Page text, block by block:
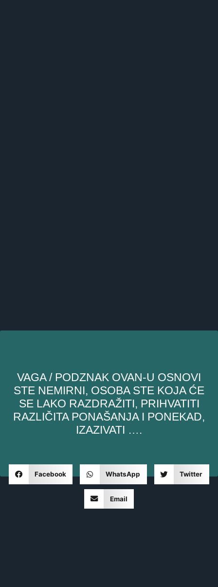
VAGA / PODZNAK OVAN-U OSNOVI
STE NEMIRNI, OSOBA STE KOJA ĆE
SE LAKO RAZDRAŽITI, PRIHVATITI
RAZLIČITA PONAŠANJA I PONEKAD,
IZAZIVATI ​​….
Facebook WhatsApp Twitter
Email